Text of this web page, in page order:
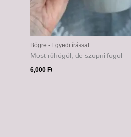
Bögre - Egyedi írással
Most röhögöl, de szopni fogol
6,000Ft